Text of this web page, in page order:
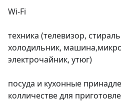
Wi-Fi
техника (телевизор,
холодильник,
электрочайник, утюг)
посуда и кухонные
колличестве для